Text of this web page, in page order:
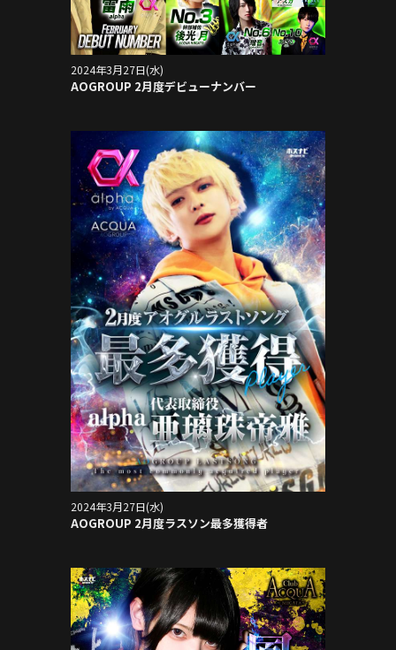
2024年3月27日(水)
AOGROUP 2月度デビューナンバー
2024年3月27日(水)
AOGROUP 2月度ラスソン最多獲得者